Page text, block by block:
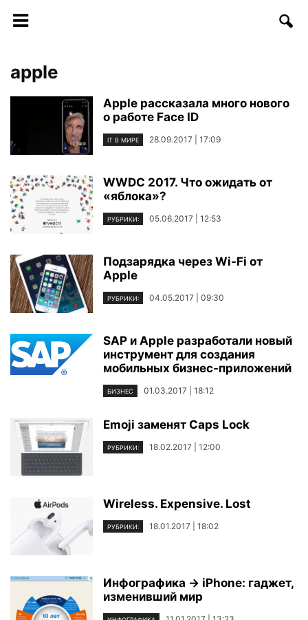
apple
Apple рассказала много нового
о работе Face ID
IT В МИРЕ 28.09.2017 | 17:09
WWDC 2017. Что ожидать от
«яблока»?
РУБРИКИ: 05.06.2017 | 12:53
Подзарядка через Wi-Fi от
Apple
РУБРИКИ: 04.05.2017 | 09:30
SAP и Apple разработали новый
инструмент для создания
мобильных бизнес-приложений
БИЗНЕС 01.03.2017 | 18:12
Emoji заменят Caps Lock
РУБРИКИ: 18.02.2017 | 12:00
Wireless. Expensive. Lost
РУБРИКИ: 18.01.2017 | 18:02
Инфографика → iPhone: гаджет,
изменивший мир